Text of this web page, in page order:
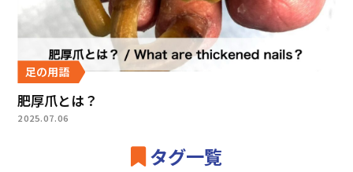
足の用語
肥厚爪とは？
2025.07.06
タグ一覧